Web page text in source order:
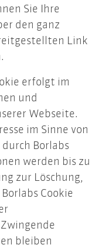
Sie Ihre
den ganz
Link
erfolgt im
und
Webseite.
im Sinne von
durch Borlabs
werden bis zu
zur Löschung,
Cookie
bleiben